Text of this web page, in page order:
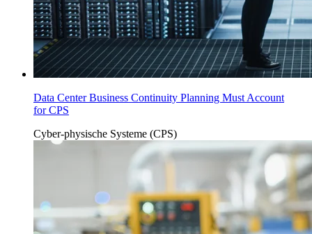
Data Center Business Continuity Planning Must Account
for CPS
Cyber-physische Systeme (CPS)